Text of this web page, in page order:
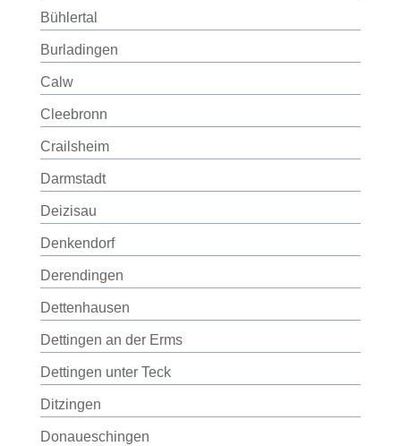
Bühlertal
Burladingen
Calw
Cleebronn
Crailsheim
Darmstadt
Deizisau
Denkendorf
Derendingen
Dettenhausen
Dettingen an der Erms
Dettingen unter Teck
Ditzingen
Donaueschingen